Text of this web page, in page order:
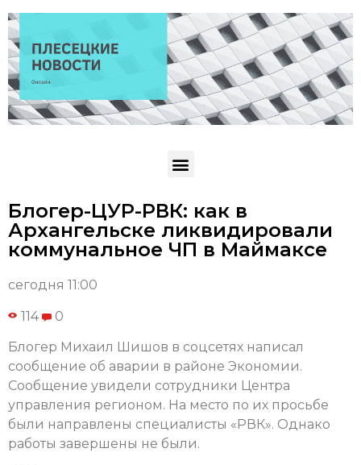
Блогер-ЦУР-РВК: как в
Архангельске ликвидировали
коммунальное ЧП в Маймаксе
сегодня 11:00
114 0
Блогер Михаил Шишов в соцсетях написал
сообщение об аварии в районе Экономии.
Сообщение увидели сотрудники Центра
управления регионом. На место по их просьбе
были направлены специалисты «РВК». Однако
работы завершены не были.